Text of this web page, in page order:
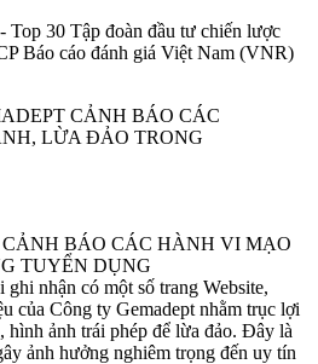
30 Tập đoàn đầu tư chiến lược
Báo cáo đánh giá Việt Nam (VNR)
BÁO CÁC HÀNH VI MẠO
TUYỂN DỤNG
nhận có một số trang Website,
của Công ty Gemadept nhằm trục lợi
hình ảnh trái phép để lừa đảo. Đây là
ảnh hưởng nghiêm trọng đến uy tín